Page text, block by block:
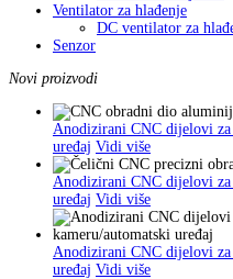
Ventilator za hlađenje
DC ventilator za
Senzor
Novi proizvodi
Anodizirani CNC dijelovi za
uređaj Vidi više
Anodizirani CNC dijelovi za
uređaj Vidi više
Anodizirani CNC dijelovi za
uređaj Vidi više